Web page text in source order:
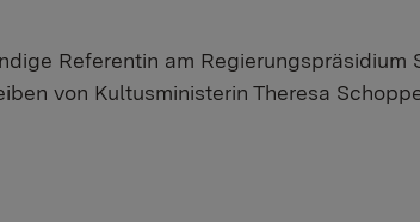
Referentin am Regierungspräsidium
von Kultusministerin Theresa